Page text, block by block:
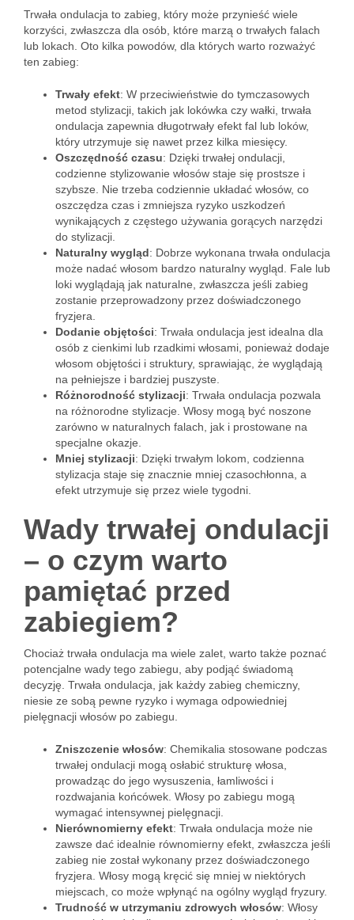
Trwała ondulacja to zabieg, który może przynieść wiele
korzyści, zwłaszcza dla osób, które marzą o trwałych falach
lub lokach. Oto kilka powodów, dla których warto rozważyć
ten zabieg:
Trwały efekt: W przeciwieństwie do tymczasowych
metod stylizacji, takich jak lokówka czy wałki, trwała
ondulacja zapewnia długotrwały efekt fal lub loków,
który utrzymuje się nawet przez kilka miesięcy.
Oszczędność czasu: Dzięki trwałej ondulacji,
codzienne stylizowanie włosów staje się prostsze i
szybsze. Nie trzeba codziennie układać włosów, co
oszczędza czas i zmniejsza ryzyko uszkodzeń
wynikających z częstego używania gorących narzędzi
do stylizacji.
Naturalny wygląd: Dobrze wykonana trwała ondulacja
może nadać włosom bardzo naturalny wygląd. Fale lub
loki wyglądają jak naturalne, zwłaszcza jeśli zabieg
zostanie przeprowadzony przez doświadczonego
fryzjera.
Dodanie objętości: Trwała ondulacja jest idealna dla
osób z cienkimi lub rzadkimi włosami, ponieważ dodaje
włosom objętości i struktury, sprawiając, że wyglądają
na pełniejsze i bardziej puszyste.
Różnorodność stylizacji: Trwała ondulacja pozwala
na różnorodne stylizacje. Włosy mogą być noszone
zarówno w naturalnych falach, jak i prostowane na
specjalne okazje.
Mniej stylizacji: Dzięki trwałym lokom, codzienna
stylizacja staje się znacznie mniej czasochłonna, a
efekt utrzymuje się przez wiele tygodni.
Wady trwałej ondulacji
– o czym warto
pamiętać przed
zabiegiem?
Chociaż trwała ondulacja ma wiele zalet, warto także poznać
potencjalne wady tego zabiegu, aby podjąć świadomą
decyzję. Trwała ondulacja, jak każdy zabieg chemiczny,
niesie ze sobą pewne ryzyko i wymaga odpowiedniej
pielęgnacji włosów po zabiegu.
Zniszczenie włosów: Chemikalia stosowane podczas
trwałej ondulacji mogą osłabić strukturę włosa,
prowadząc do jego wysuszenia, łamliwości i
rozdwajania końcówek. Włosy po zabiegu mogą
wymagać intensywnej pielęgnacji.
Nierównomierny efekt: Trwała ondulacja może nie
zawsze dać idealnie równomierny efekt, zwłaszcza jeśli
zabieg nie został wykonany przez doświadczonego
fryzjera. Włosy mogą kręcić się mniej w niektórych
miejscach, co może wpłynąć na ogólny wygląd fryzury.
Trudność w utrzymaniu zdrowych włosów: Włosy